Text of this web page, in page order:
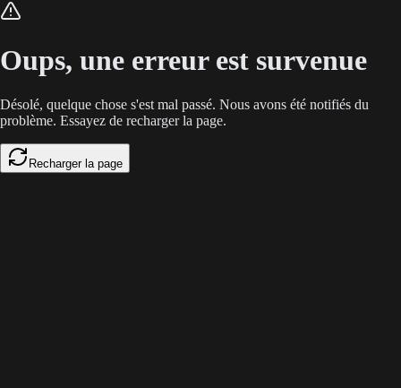
L'anxiété générée par les bots de réunion freine les négociations
Oups, une erreur est survenue
Désolé, quelque chose s'est mal passé. Nous avons été notifiés du
problème. Essayez de recharger la page.
Recharger la page